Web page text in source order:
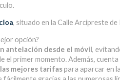
, situado en la Calle Arcipreste de
opción?
antelación desde el móvil,
el primer momento. Además, cuenta
mejores tarifaspara aparcar en